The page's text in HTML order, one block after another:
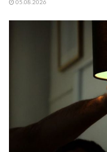
05.08.2026